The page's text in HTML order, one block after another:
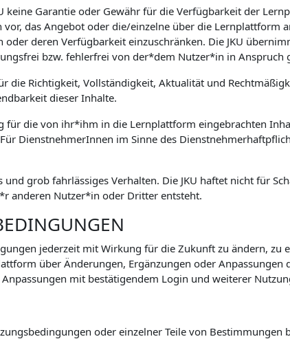
keine Garantie oder Gewähr für die Verfügbarkeit der
das Angebot oder die/einzelne über die Lernplattform
deren Verfügbarkeit einzuschränken. Die JKU
bzw. fehlerfrei von der*dem Nutzer*in in Anspruch
die Richtigkeit, Vollständigkeit, Aktualität und
dieser Inhalte.
die von ihr*ihm in die Lernplattform eingebrachten
DienstnehmerInnen im Sinne des
grob fahrlässiges Verhalten. Die JKU haftet nicht für
anderen Nutzer*in oder Dritter entsteht.
jederzeit mit Wirkung für die Zukunft zu ändern, zu
über Änderungen, Ergänzungen oder Anpassungen
mit bestätigendem Login und weiterer
oder einzelner Teile von Bestimmungen